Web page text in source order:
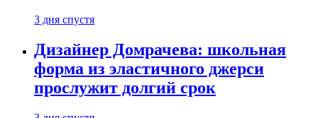
3 дня спустя
Дизайнер Домрачева: школьная
форма из эластичного джерси
прослужит долгий срок